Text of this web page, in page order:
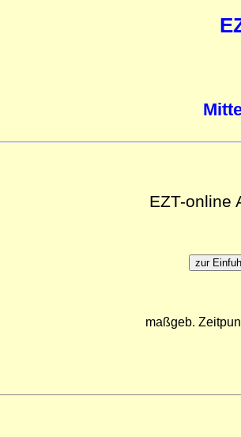
EZT-online
maßgeb.